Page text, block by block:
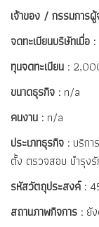
เจ้าของ / กรรมการ
จดทะเบียนบริษัทเมื่อ :
ทุนจดทะเบียน :
ขนาดธุรกิจ : n/a
คนงาน : n/a
ประเภทธุรกิจ : บริก
ตั้ง ตรวจสอบ บำรุง
รหัสวัตถุประสงค์ :
สถานภาพกิจการ : ยั